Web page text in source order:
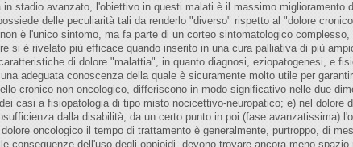
in stadio avanzato, l'obiettivo in questi malati è il massimo
delle peculiarità tali da renderlo "diverso" rispetto al "dolore
è l'unico sintomo, ma fa parte di un corteo sintomatologico
si è rivelato più efficace quando inserito in una cura palliativa di più
di dolore "malattia", in quanto diagnosi, eziopatogenesi, e
adeguata conoscenza della quale è sicuramente molto utile per
cronico non oncologico, differiscono in modo significativo nelle due
casi a fisiopatologia di tipo misto nocicettivo-neuropatico; e) nel
dalla disabilità; da un certo punto in poi (fase avanzatissima)
oncologico il tempo di trattamento è generalmente, purtroppo, di
conseguenze dell'uso degli oppioidi, devono trovare ancora meno